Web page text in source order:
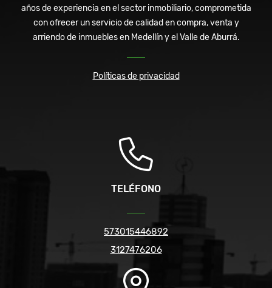
años de experiencia en el sector inmobiliario, comprometida
con ofrecer un servicio de calidad en compra, venta y
arriendo de inmuebles en Medellín y el Valle de Aburrá.
Políticas de privacidad
TELÉFONO
573015446892
3127476206